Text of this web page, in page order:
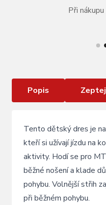
Při
Popis
Tento dětský dres je
kteří si užívají jízdu na
aktivity. Hodí se pro
běžné nošení a klade
pohybu. Volnější střih
při běžném pohybu.